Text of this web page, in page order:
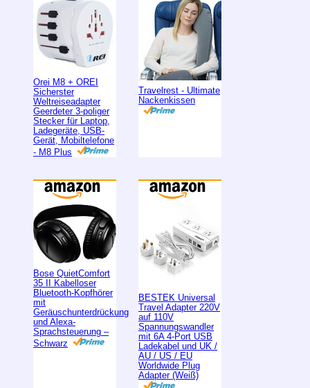
Orei M8 + OREI
Sicherster
Weltreiseadapter
Geerdeter 3-poliger
Stecker für Laptop,
Ladegeräte, USB-
Gerät, Mobiltelefone
- M8 Plus
Travelrest - Ultimate
Nackenkissen
Bose QuietComfort
35 II Kabelloser
Bluetooth-Kopfhörer
mit
Geräuschunterdrückung
und Alexa-
Sprachsteuerung –
Schwarz
BESTEK Universal
Travel Adapter 220V
auf 110V
Spannungswandler
mit 6A 4-Port USB
Ladekabel und UK /
AU / US / EU
Worldwide Plug
Adapter (Weiß)